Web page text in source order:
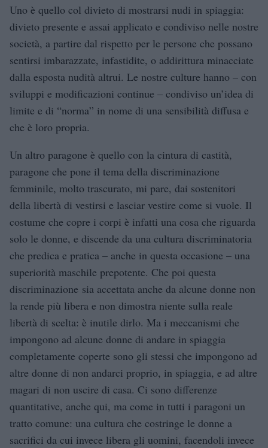
Uno è quello col divieto di mostrarsi nudi in spiaggia:
divieto presente e assai applicato e condiviso nelle nostre
società, a partire dal rispetto per le persone che possano
sentirsi imbarazzate, infastidite, o addirittura minacciate
dalla esposta nudità altrui. Le nostre culture hanno – con
sviluppi e modificazioni continue – condiviso un’idea di
limite e di “norma” in nome di una sensibilità diffusa e
che è loro propria.
Un altro paragone è quello con la cintura di castità,
paragone che pone il tema della discriminazione
femminile, molto trascurato, mi pare, dai sostenitori
della libertà di vestirsi e lasciar vestire come si vuole. Il
costume che copre i corpi è infatti una cosa che riguarda
solo le donne, e discende da una cultura discriminatoria
che predica e pratica – anche in questa occasione – una
superiorità maschile prepotente. Che poi questa
discriminazione sia accettata anche da alcune donne non
la rende più libera e non dimostra niente sulla reale
libertà di scelta: è inutile dirlo. Ma i meccanismi che
impongono ad alcune donne di andare in spiaggia
completamente coperte sono gli stessi che impongono ad
altre donne di non andarci proprio, in spiaggia, e ad altre
magari di non uscire di casa. Ci sono differenze
quantitative, anche qui, ma come in tutti i paragoni un
tratto comune: una cultura che costringe le donne a
sacrifici da cui invece libera gli uomini, facendoli invece